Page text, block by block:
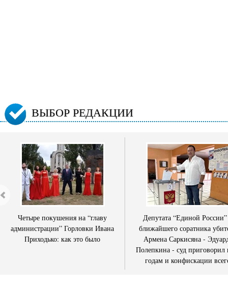
ВЫБОР РЕДАКЦИИ
Четыре покушения на “главу
администрации” Горловки Ивана
Приходько: как это было
Депутата “Единой
ближайшего соратника
Армена Саркисяна -
Полепкина - суд приговорил
годам и конфискации